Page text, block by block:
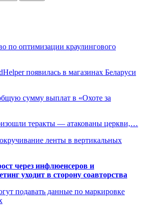
по оптимизации краулингового
появилась в магазинах Беларуси
сумму выплат в «Охоте за
теракты — атакованы церкви,…
ленты в вертикальных
через инфлюенсеров и
уходит в сторону соавторства
подавать данные по маркировке